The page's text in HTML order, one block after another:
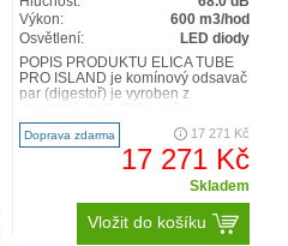
Výkon:
600 m3/hod
Osvětlení:
LED diody
POPIS PRODUKTU ELICA TUBE
PRO ISLAND je komínový odsavač
par (digestoř) je vyroben z
(digestoř) nabízí velký výkon od 2..
Doprava zdarma 17 271 Kč
17 271 Kč
Skladem
Vložit do košíku